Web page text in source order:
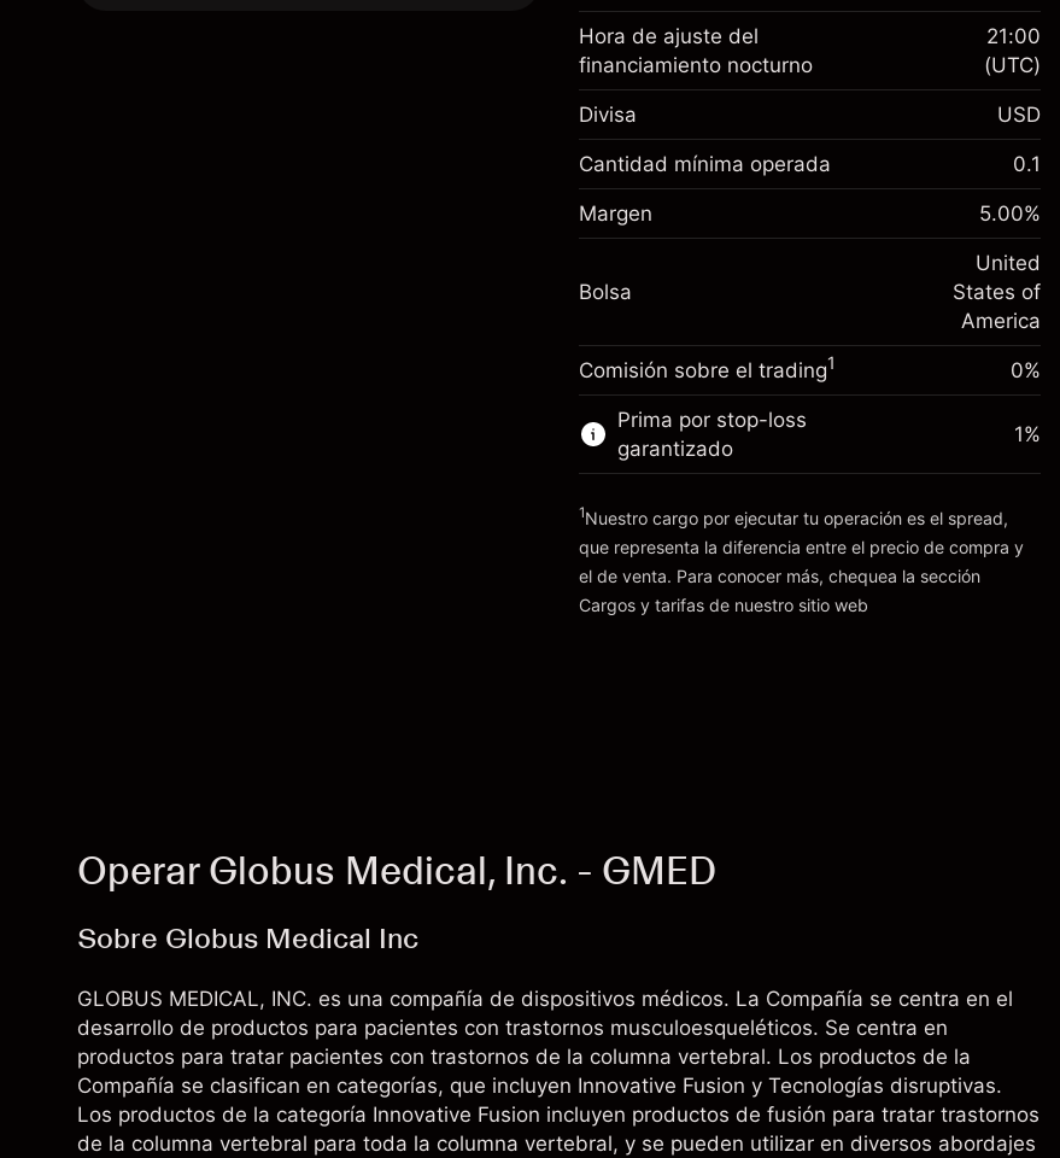
Margen. Tu inversión
$1,000.00
nocturno
Cargos por el valor total de la
posición
-0.021568
Dinero del apalancamiento ~ $
$19,000.00
Ir a la plataforma
$1,000.00
Ajuste de financiamiento
-0.000654
(-$0.13)
Tamaño de la operación con apalancamiento
~$20,000.00
Dinero del apalancamiento ~ $
Hora de ajuste del
financiamiento nocturno
21:00
(UTC)
Divisa USD
Cantidad mínima operada 0.1
Margen 5.00%
Bolsa
United
States of
America
Comisión sobre el trading1 0%
Prima por stop-loss
garantizado
Cargos y tarifas
1%
1Nuestro cargo por ejecutar tu operación es el spread,
que representa la diferencia entre el precio de compra y
el de venta. Para conocer más, chequea la sección
Cargos y tarifas de nuestro sitio web
Operar Globus Medical, Inc. - GMED
Sobre Globus Medical Inc
GLOBUS MEDICAL, INC. es una compañía de dispositivos médicos. La Compañía se centra en el
desarrollo de productos para pacientes con trastornos musculoesqueléticos. Se centra en
productos para tratar pacientes con trastornos de la columna vertebral. Los productos de la
Compañía se clasifican en categorías, que incluyen Innovative Fusion y Tecnologías disruptivas.
Los productos de la categoría Innovative Fusion incluyen productos de fusión para tratar trastornos
de la columna vertebral para toda la columna vertebral, y se pueden utilizar en diversos abordajes